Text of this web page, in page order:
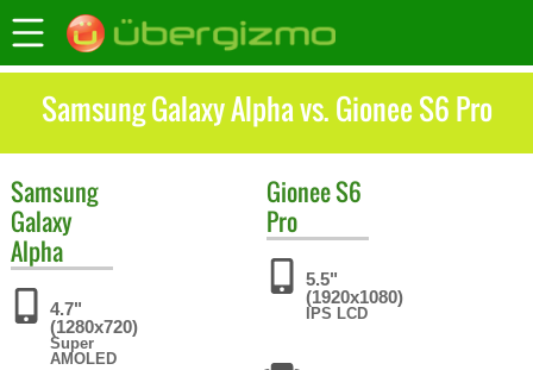
Samsung Galaxy Alpha vs. Gionee S6 Pro
Samsung
Galaxy
Alpha
4.7"
(1280x720)
Super
AMOLED
GioneeS6
Pro
5.5"
(1920x1080)
IPS LCD